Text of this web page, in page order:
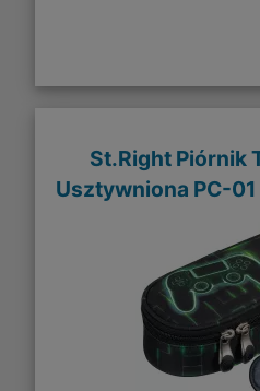
St.Right Piórnik
Usztywniona PC-01